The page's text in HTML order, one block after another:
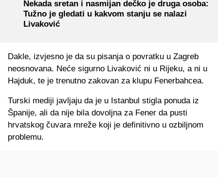
Nekada sretan i nasmijan dečko je druga osoba:
Tužno je gledati u kakvom stanju se nalazi
Livaković
Dakle, izvjesno je da su pisanja o povratku u Zagreb
neosnovana. Neće sigurno Livaković ni u Rijeku, a ni u
Hajduk, te je trenutno zakovan za klupu Fenerbahcea.
Turski mediji javljaju da je u Istanbul stigla ponuda iz
Španije, ali da nije bila dovoljna za Fener da pusti
hrvatskog čuvara mreže koji je definitivno u ozbiljnom
problemu.